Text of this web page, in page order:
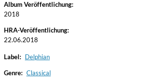
Album Veröffentlichung:
2018
HRA-Veröffentlichung:
22.06.2018
Label: Delphian
Genre: Classical